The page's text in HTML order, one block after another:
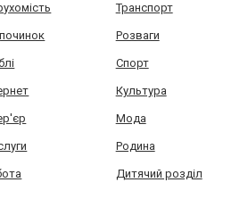
Транспорт
Розваги
Спорт
Культура
Мода
Родина
Дитячий розділ